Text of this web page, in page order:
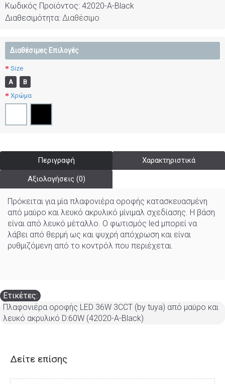
Κωδικός Προϊόντος: 42020-Α-Black
Διαθεσιμότητα: Διαθέσιμο
Διαθέσιμες Επιλογές
Size
Α
Β
Χρώμα
Περιγραφή Χαρακτηριστικά
Αξιολογήσεις (0)
Πρόκειται για μία πλαφονιέρα οροφής κατασκευασμένη
από μαύρο και λευκό ακρυλικό μίνιμαλ σχεδίασης. Η βάση
είναι από λευκό μέταλλο. Ο φωτισμός led μπορεί να
λάβει από θερμή ως και ψυχρή απόχρωση και είναι
ρυθμιζόμενη από το κοντρόλ που περιέχεται.
Ετικέτες:
Πλαφονιέρα οροφής LED 36W 3CCT (by tuya) από μαύρο και
λευκό ακρυλικό D:60W (42020-A-Black)
Δείτε επίσης